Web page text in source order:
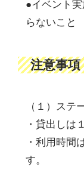
●イベント
らないこと
注意事項
（１）ステ
・貸出しは
・利用時間
す。